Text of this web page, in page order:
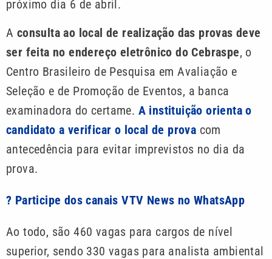
próximo dia 6 de abril.
A consulta ao local de realização das provas deve
ser feita no endereço eletrônico do Cebraspe, o
Centro Brasileiro de Pesquisa em Avaliação e
Seleção e de Promoção de Eventos, a banca
examinadora do certame. A instituição orienta o
candidato a verificar o local de prova com
antecedência para evitar imprevistos no dia da
prova.
? Participe dos canais VTV News no WhatsApp
Ao todo, são 460 vagas para cargos de nível
superior, sendo 330 vagas para analista ambiental